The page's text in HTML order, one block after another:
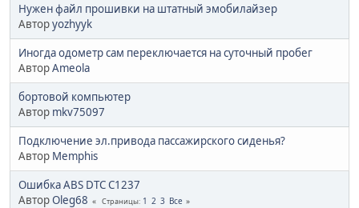
Нужен файл прошивки на штатный эмобилайзер
Авторyozhyyk
Иногда одометр сам переключается на суточный пробег
АвторAmeola
бортовой компьютер
Автор mkv75097
Подключение эл.привода пассажирского сиденья?
Автор Memphis
Ошибка ABS DTC C1237
АвторOleg68 Страницы 1 2 3 Все